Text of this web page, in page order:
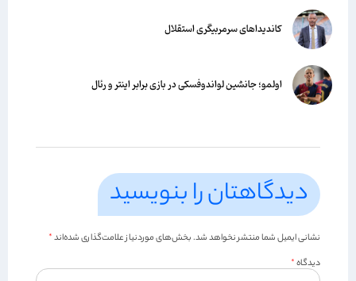
کاندیداهای سرمربیگری استقلال
اولمو؛ جانشین لواندوفسکی در بازی برابر اینتر و رئال
دیدگاهتان را بنویسید
نشانی ایمیل شما منتشر نخواهد شد.بخش‌های موردنیاز علامت‌گذاری شده‌اند*
دیدگاه*